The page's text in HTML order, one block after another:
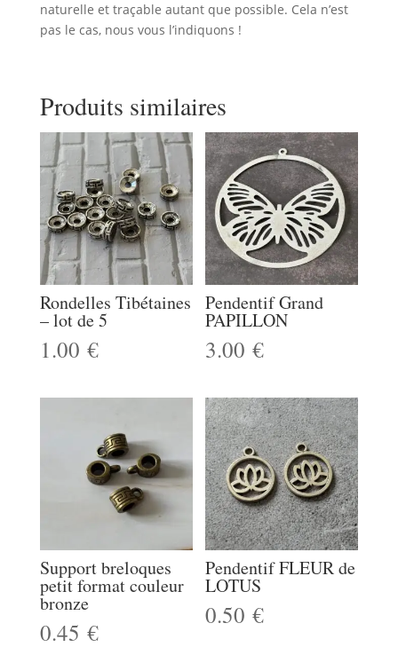
naturelle et traçable autant que possible. Cela n’est
pas le cas, nous vous l’indiquons !
Produits similaires
Rondelles Tibétaines
– lot de 5
1.00 €
Pendentif Grand
PAPILLON
3.00€
Support breloques
petit format couleur
bronze
0.45 €
Pendentif FLEUR de
LOTUS
0.50€